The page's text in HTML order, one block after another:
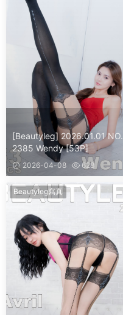
[Beautyleg] 2026.01.01 NO.
2385 Wendy [53P]
2026-04-08 628
Beautyleg寫真